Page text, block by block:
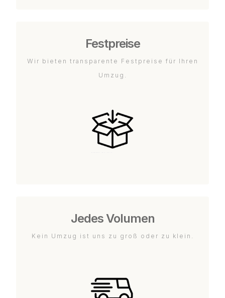
Festpreise
Wir bieten transparente Festpreise für Ihren
Umzug.
Jedes Volumen
Kein Umzug ist uns zu groß oder zu klein.